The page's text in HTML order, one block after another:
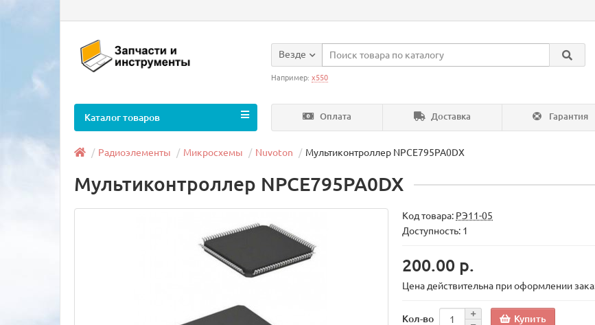
Везде
Например: x550
Оплата Доставка Гарантия
Каталог товаров
Радиоэлементы Микросхемы Nuvoton Мультиконтроллер NPCE795PA0DX
Мультиконтроллер NPCE795PA0DX
Код товара: РЭ11-05
Доступность: 1
200.00 р.
Цена действительна при оформлении
Кол-во Купить